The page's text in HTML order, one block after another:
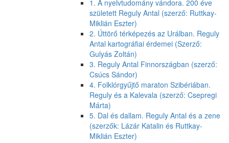
1. A nyelvtudomány vándora. 200 éve
született Reguly Antal (szerző: Ruttkay-
Miklián Eszter)
2. Úttörő térképezés az Urálban. Reguly
Antal kartográfiai érdemei (Szerző:
Gulyás Zoltán)
3. Reguly Antal Finnországban (szerző:
Csúcs Sándor)
4. Folklórgyűjtő maraton Szibériában.
Reguly és a Kalevala (szerző: Csepregi
Márta)
5. Dal és dallam. Reguly Antal és a zene
(szerzők: Lázár Katalin és Ruttkay-
Miklián Eszter)